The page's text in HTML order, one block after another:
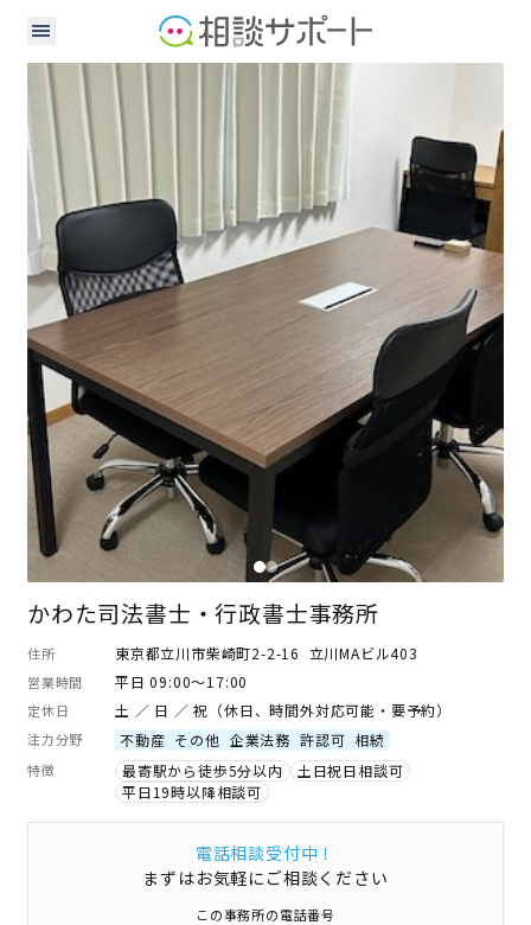
行政書士
かわた司法書士・行政書士事務所
住所 東京都立川市柴崎町2-2-16 立川MAビル403
営業時間 平日 09:00～17:00
定休日 土 ／ 日 ／ 祝（休日、時間外対応可能・要予約）
注力分野 不動産 その他 企業法務 許認可 相続
特徴 最寄駅から徒歩5分以内
土日祝日相談可
平日19時以降相談可
電話相談受付中！
まずはお気軽にご相談ください
この事務所の電話番号